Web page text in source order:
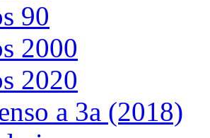
90
2000
2020
a 3a (2018)